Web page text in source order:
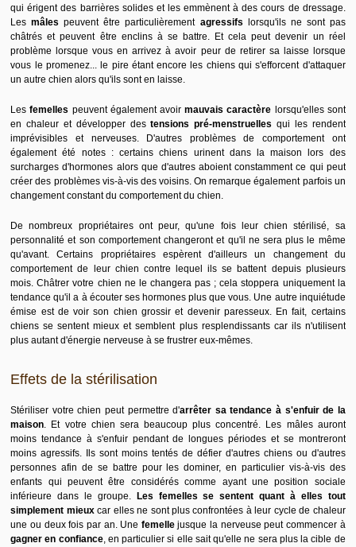
qui érigent des barrières solides et les emmènent à des cours de dressage.
Lesmâles peuvent être particulièrement agressifs lorsqu'ils ne sont pas
châtrés et peuvent être enclins à se battre. Et cela peut devenir un réel
problème lorsque vous en arrivez à avoir peur de retirer sa laisse lorsque
vous le promenez... le pire étant encore les chiens qui s'efforcent d'attaquer
un autre chien alors qu'ils sont en laisse.
Lesfemelles peuvent également avoirmauvais caractère lorsqu'elles sont
en chaleur et développer destensions pré-menstruelles qui les rendent
imprévisibles et nerveuses. D'autres problèmes de comportement ont
également été notes : certains chiens urinent dans la maison lors des
surcharges d'hormones alors que d'autres aboient constamment ce qui peut
créer des problèmes vis-à-vis des voisins. On remarque également parfois un
changement constant du comportement du chien.
De nombreux propriétaires ont peur, qu'une fois leur chien stérilisé, sa
personnalité et son comportement changeront et qu'il ne sera plus le même
qu'avant. Certains propriétaires espèrent d'ailleurs un changement du
comportement de leur chien contre lequel ils se battent depuis plusieurs
mois. Châtrer votre chien ne le changera pas ; cela stoppera uniquement la
tendance qu'il a à écouter ses hormones plus que vous. Une autre inquiétude
émise est de voir son chien grossir et devenir paresseux. En fait, certains
chiens se sentent mieux et semblent plus resplendissants car ils n'utilisent
plus autant d'énergie nerveuse à se frustrer eux-mêmes.
Effets de la stérilisation
Stériliser votre chien peut permettre d'arrêter sa tendance à s'enfuir de la
maison. Et votre chien sera beaucoup plus concentré. Les mâles auront
moins tendance à s'enfuir pendant de longues périodes et se montreront
moins agressifs. Ils sont moins tentés de défier d'autres chiens ou d'autres
personnes afin de se battre pour les dominer, en particulier vis-à-vis des
enfants qui peuvent être considérés comme ayant une position sociale
inférieure dans le groupe.
Les femelles se sentent quant à elles tout
simplement mieuxcar elles ne sont plus confrontées à leur cycle de chaleur
une ou deux fois par an. Une femellejusque la nerveuse peut commencer à
gagner en confiance, en particulier si elle sait qu'elle ne sera plus la cible de